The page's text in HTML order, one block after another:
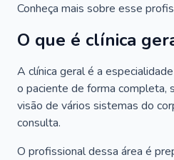
Conheça mais sobre esse
O que é clínica
A clínica geral é a
o paciente de forma completa,
visão de vários sistemas do
consulta.
O profissional dessa área é